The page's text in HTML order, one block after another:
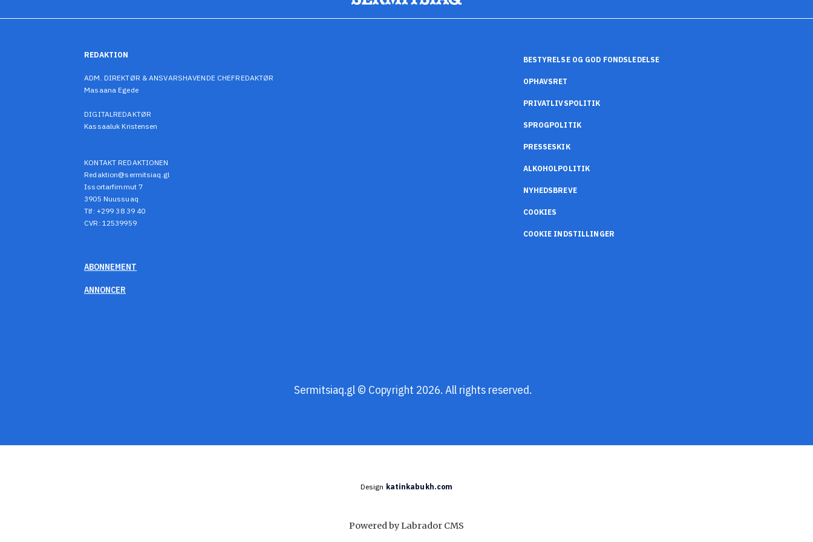
REDAKTION
ADM. DIREKTØR & ANSVARSHAVENDE CHEFREDAKTØR
Masaana Egede
DIGITALREDAKTØR
Kassaaluk Kristensen
KONTAKT REDAKTIONEN
Redaktion@sermitsiaq.gl
Issortarfimmut 7
3905 Nuussuaq
Tlf: +299 38 39 40
CVR: 12539959
BESTYRELSE OG GOD FONDSLEDELSE
OPHAVSRET
PRIVATLIVSPOLITIK
SPROGPOLITIK
PRESSESKIK
ALKOHOLPOLITIK
NYHEDSBREVE
COOKIES
COOKIE INDSTILLINGER
ABONNEMENT
ANNONCER
Sermitsiaq.gl © Copyright 2026. All rights reserved.
Design katinkabukh.com
Powered by Labrador CMS